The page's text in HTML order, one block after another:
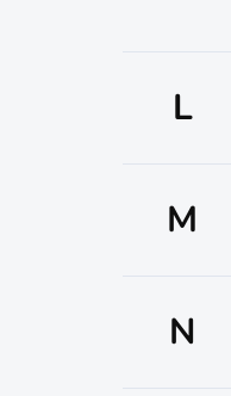
L
M
N